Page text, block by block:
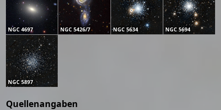
NGC 4697 NGC 5426/7 NGC 5634 NGC 5694
NGC 5897
Quellenangaben